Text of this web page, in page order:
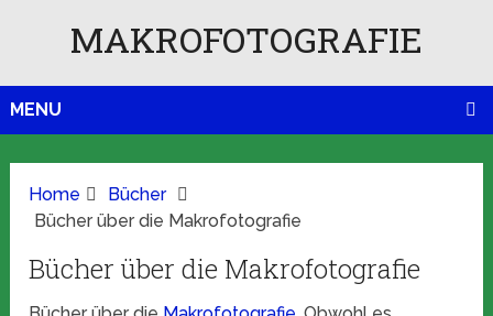
MAKROFOTOGRAFIE
MENU
Home
Bücher
Bücher über die Makrofotografie
Bücher über die Makrofotografie